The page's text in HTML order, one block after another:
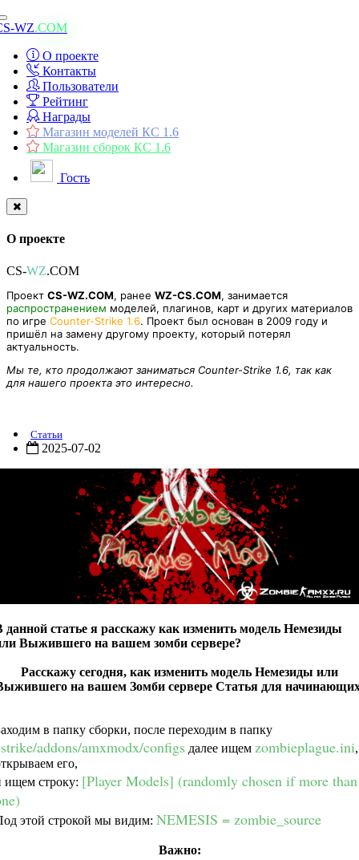
Toggle
navigation
WZ.COM
О проекте
Контакты
Пользователи
Рейтинг
Награды
Магазин моделей КС 1.6
Магазин сборок КС 1.6
Гость
О проекте
CS-WZ.COM
Проект CS-WZ.COM, ранее WZ-CS.COM, занимается
распространением моделей, плагинов, карт и других материалов
по игре Counter-Strike 1.6. Проект был основан в 2009 году и
пришёл на замену другому проекту, который потерял
актуальность.
Мы те, кто продолжают заниматься Counter-Strike 1.6, так как
для нашего проекта это интересно.
Статьи
2025-07-02
данной статье я расскажу как изменить модель Немезиды
Выжившего на вашем зомби сервере?
Расскажу сегодня, как изменить модель Немезиды или
на вашем Зомби сервере Статья для
в папку сборки, после переходим в папку
addons/amxmodx/configs далее ищем zombieplague.ini,
его,
ищем строку: [Player Models] (randomly chosen if more than
этой строкой мы видим: NEMESIS = zombie_source
Важно: